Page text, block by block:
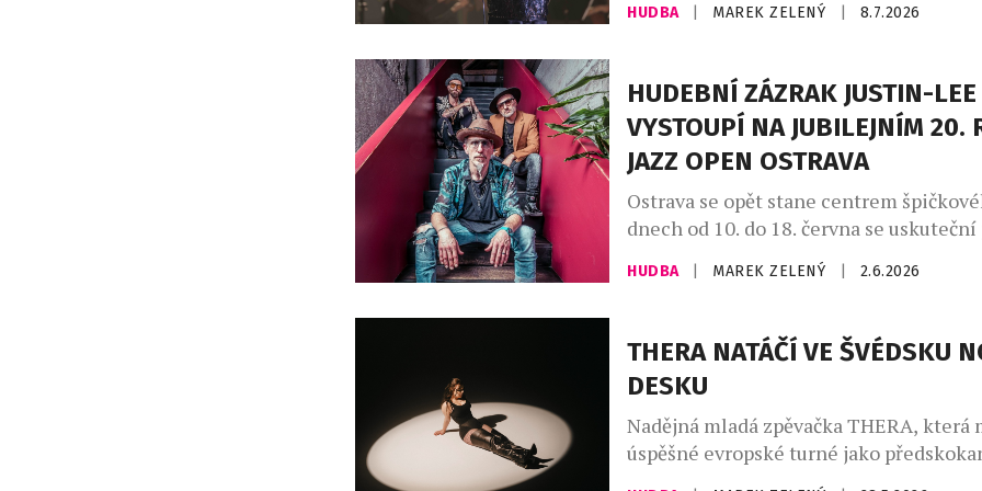
loučila a naznačovala, že jde o její
Jak sama přiznává, bez českých
koncertní život dokáže jen těžko
Mimořádné pouto, které si s
HUDBA MAREK ZELENÝ 8.7.2026
HUDEBNÍ ZÁZRAK JUSTIN-LEE
VYSTOUPÍ NA JUBILEJNÍM 20.
JAZZ OPEN OSTRAVA
Ostrava se opět stane centrem
dnech od 10. do 18. června se uskuteční
20. ročník festivalu, a to díky podpoře
města Ostravy a městských obvodů
s.r.o. a dalších partnerů. I letos nabídne
přehlídku domácích i zahraničních
HUDBA MAREK ZELENÝ 2.6.2026
THERA NATÁČÍ VE ŠVÉDSKU
DESKU
Nadějná mladá zpěvačka THERA, která
úspěšné evropské turné jako
amerického zpěváka Jasona Derula,